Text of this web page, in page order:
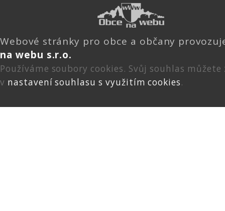
Webové stránky pro obce a občany
na webu s.r.o.
Používáme soubory cookies. Svůj souhlas
v nastavení souhlasu s využitím cookies.